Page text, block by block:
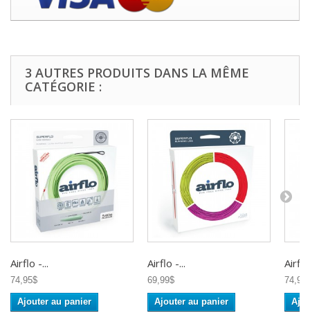
3 AUTRES PRODUITS DANS LA MÊME
CATÉGORIE :
Airflo -...
74,95$
Ajouter au panier
Airflo -...
69,99$
Ajouter au panier